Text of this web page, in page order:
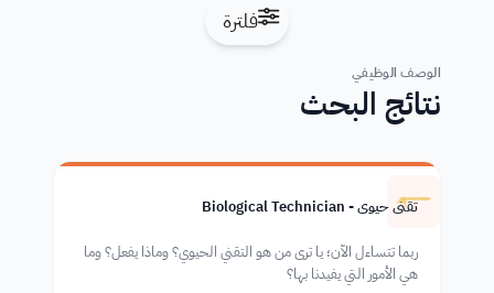
فلترة
الوصف الوظيفي
نتائج البحث
تقني حيوي - Biological Technician
ربما تتساءل الآن؛ يا ترى من هو التقني الحيوي؟ وماذا يفعل؟ وما
هي الأمور التي يفيدنا بها؟